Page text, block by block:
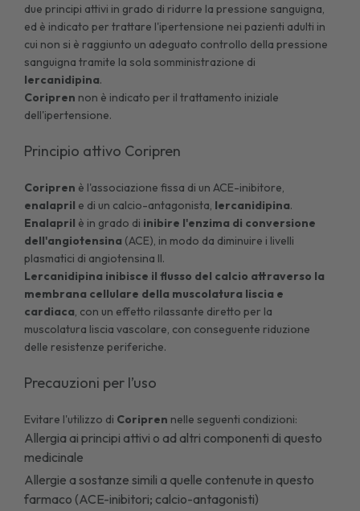
due principi attivi in grado di ridurre la pressione sanguigna,
ed è indicato per trattare l'ipertensione nei pazienti adulti in
cui non si è raggiunto un adeguato controllo della pressione
sanguigna tramite la sola somministrazione di
lercanidipina.
Coripren non è indicato per il trattamento iniziale
dell'ipertensione.
Principio attivo Coripren
Coripren è l'associazione fissa di un ACE-inibitore,
enalapril e di un calcio-antagonista, lercanidipina.
Enalapril è in grado di inibire l'enzima di conversione
dell'angiotensina (ACE), in modo da diminuire i livelli
plasmatici di angiotensina II.
Lercanidipina inibisce il flusso del calcio attraverso la
membrana cellulare della muscolatura liscia e
cardiaca, con un effetto rilassante diretto per la
muscolatura liscia vascolare, con conseguente riduzione
delle resistenze periferiche.
Precauzioni per l’uso
Evitare l'utilizzo di Coripren nelle seguenti condizioni:
Allergia ai principi attivi o ad altri componenti di questo
medicinale
Allergie a sostanze simili a quelle contenute in questo
farmaco (ACE-inibitori; calcio-antagonisti)